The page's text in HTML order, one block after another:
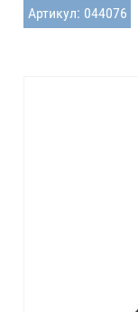
Артикул: 044076